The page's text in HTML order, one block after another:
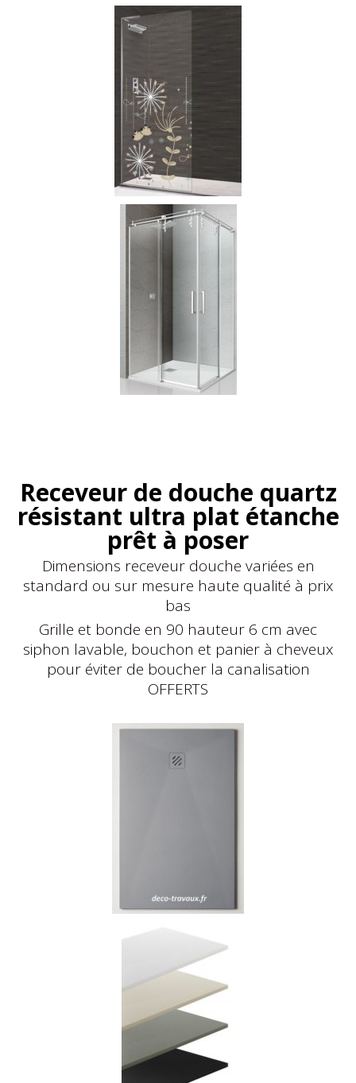
Receveur de douche quartz
résistant ultra plat étanche
prêt à poser
Dimensions receveur douche variées en
standard ou sur mesure haute qualité à prix
bas
Grille et bonde en 90 hauteur 6 cm avec
siphon lavable, bouchon et panier à cheveux
pour éviter de boucher la canalisation
OFFERTS